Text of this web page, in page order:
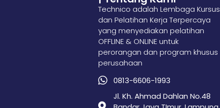
Technico adalah Lembaga Kursus
dan Pelatihan Kerja Terpercaya
yang menyediakan pelatihan
OFFLINE & ONLINE untuk
perorangan dan program khusus
perusahaan
0813-6606-1993
Jl. Kh. Ahmad Dahlan No.48